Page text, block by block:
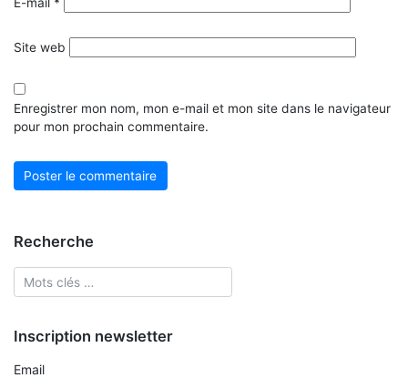
Site web
Enregistrer mon nom, mon e-mail et mon site dans le navigateur
pour mon prochain commentaire.
Recherche
Inscription newsletter
Email